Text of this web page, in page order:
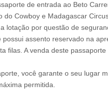
de entrada ao Beto
do Cowboy e Madagascar
lotação por questão de
possui assento reservado na
filas. A venda deste passaporte
você garante o seu lugar
permitida.